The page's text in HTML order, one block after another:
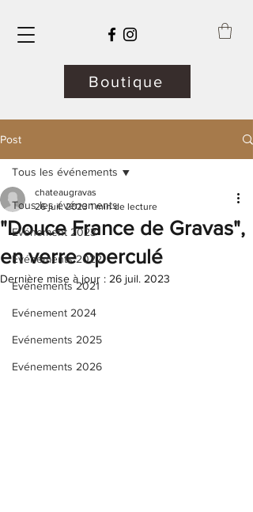
Boutique
Post
Tous les événements
Evénement 2023
Evénements 2022
Evénements 2021
Evénement 2024
Evénements 2025
Evénements 2026
Tous les événements
"Douce France de Gravas",
en verre operculé
chateaugravas
26 juil. 2023 1 min de lecture
Dernière mise à jour : 26 juil. 2023